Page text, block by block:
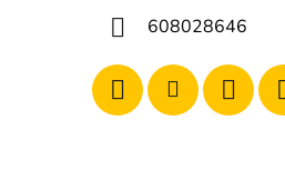
608028646